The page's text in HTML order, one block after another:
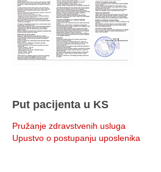
Put pacijenta u KS
Pružanje zdravstvenih usluga
Upustvo o postupanju uposlenika